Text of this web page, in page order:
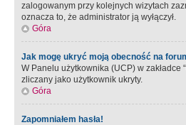
zalogowanym przy kolejnych wizytach
oznacza to, że administrator ją wyłączył.
Góra
Jak mogę ukryć moją obecność na
W Panelu użytkownika (UCP) w
zliczany jako użytkownik ukryty.
Góra
Zapomniałem hasła!